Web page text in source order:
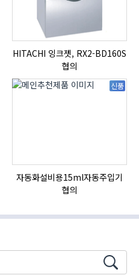
HITACHI 잉크젯, RX2-BD160S
협의
신품
자동화설비용15ml자동주입기
협의